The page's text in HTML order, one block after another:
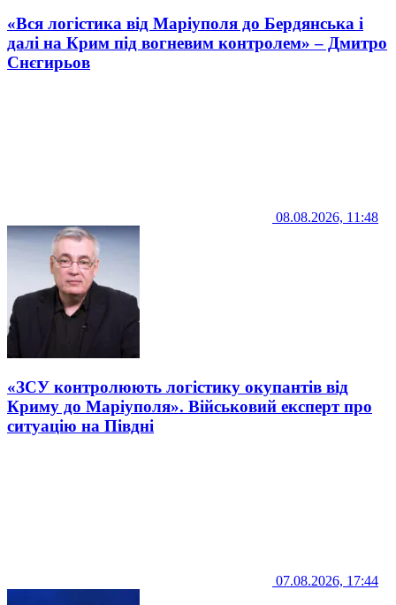
«Вся логістика від Маріуполя до Бердянська і
далі на Крим під вогневим контролем» – Дмитро
Снєгирьов
08.08.2026, 11:48
«ЗСУ контролюють логістику окупантів від
Криму до Маріуполя». Військовий експерт про
ситуацію на Півдні
07.08.2026, 17:44